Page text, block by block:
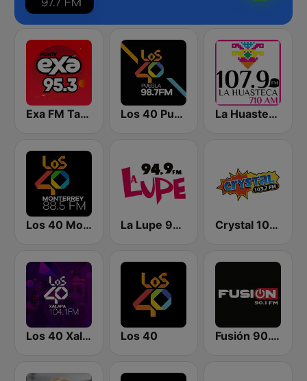
Exa FM Tampico Los 40 Puebla La Huasteca 710 AM
Los 40 Monterrey La Lupe 94.9 FM |Tampico Crystal 103.7 FM
Los 40 Xalapa Los 40 Fusión 90.1 FM